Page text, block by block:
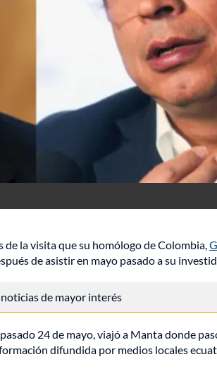
la visita que su homólogo de Colombia,
de asistir en mayo pasado a su
de mayor interés
24 de mayo, viajó a Manta donde
difundida por medios locales